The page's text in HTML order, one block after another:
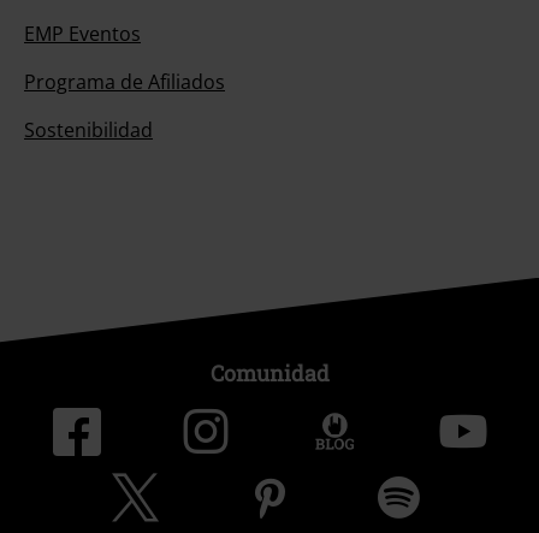
EMP Eventos
Programa de Afiliados
Sostenibilidad
Comunidad